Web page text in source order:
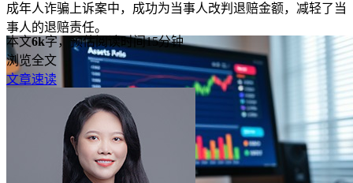
成年人诈骗上诉案中，成功为当事人改判退赔金额，减轻了当
事人的退赔责任。
本文6k字，预估阅读时间15分钟
浏览全文
文章速读